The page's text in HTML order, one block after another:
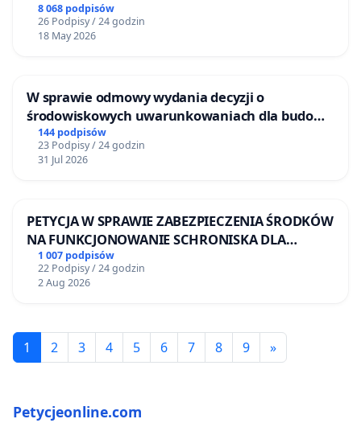
8 068 podpisów
26 Podpisy / 24 godzin
18 May 2026
W sprawie odmowy wydania decyzji o
środowiskowych uwarunkowaniach dla budowy
zakładu wytwarzania biometanu „Krynki” w
Ostrowiu Południowym oraz ochrony
mieszkańców i Puszczy Knyszyńskiej
144 podpisów
23 Podpisy / 24 godzin
31 Jul 2026
PETYCJA W SPRAWIE ZABEZPIECZENIA ŚRODKÓW
NA FUNKCJONOWANIE SCHRONISKA DLA
BEZDOMNYCH ZWIERZĄT W SKARYSZEWIE
1 007 podpisów
22 Podpisy / 24 godzin
2 Aug 2026
1 2 3 4 5 6 7 8 9 »
Petycjeonline.com